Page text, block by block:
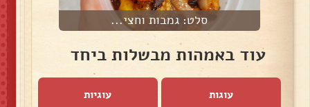
סלט: גמבות וחצי...
עוד באמהות מבשלות ביחד
עוגות עוגיות